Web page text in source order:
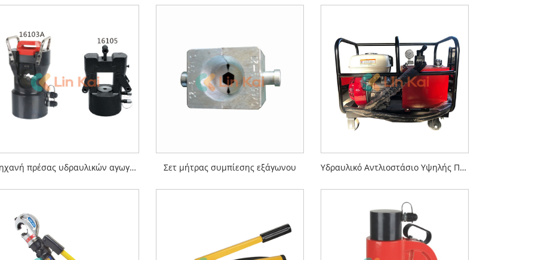
Μηχανή πρέσας υδραυλικών αγωγών Σετ μήτρας συμπίεσης εξάγωνου Υδραυλικό Αντλιοστάσιο Υψηλής Πίεσης